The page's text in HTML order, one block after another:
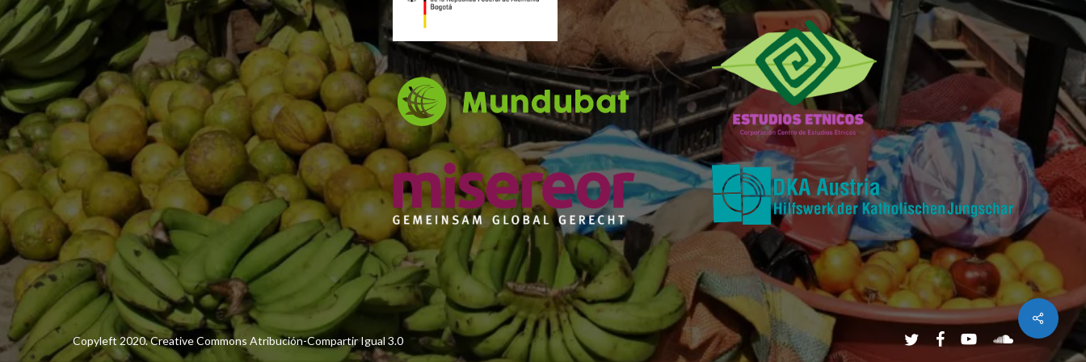
Share
Copyleft 2020. Creative Commons Atribución-Compartir Igual 3.0 twitterfacebookyoutubesoundcloud